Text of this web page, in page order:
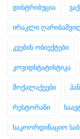
დისტრიბუცია
ირაკლი
კვების ობიექტები
კოვიდსტატისტიკა
მოქალაქეები
რესტორანი
საკოორდინაციო